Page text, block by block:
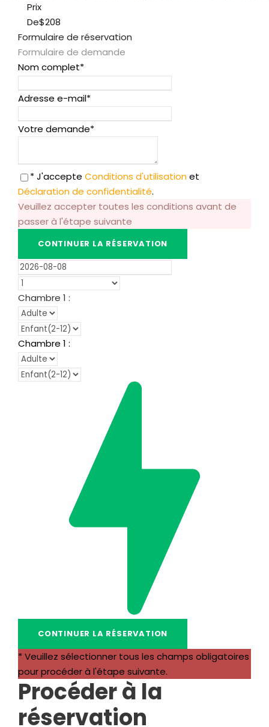
Prix
De$208
Formulaire de réservation
Formulaire de demande
Nom complet*
Adresse e-mail*
Votre demande*
* J'accepte Conditions d'utilisationet
Déclaration de confidentialité.
Veuillez accepter toutes les conditions avant de
passer à l'étape suivante
Chambre 1 :
Chambre 1 :
* Veuillez sélectionner tous les champs obligatoires
pour procéder à l'étape suivante.
Procéder à la
réservation